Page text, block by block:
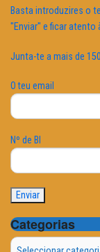
Basta introduzires o
"Enviar" e ficar atento
Junta-te a mais de
O teu email
Nº de BI
Categorias
Categorias